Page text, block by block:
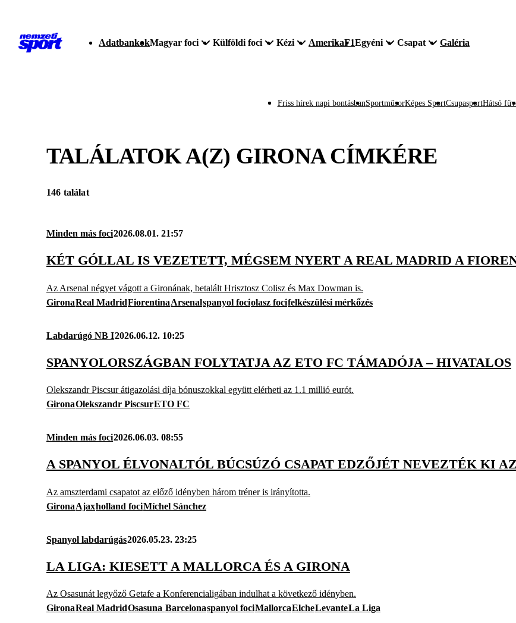
AdatbankokMagyar foci Külföldi foci Kézi AmerikaF1Egyéni Csapat Galéria
Friss hírek napi bontásbanSportműsorKépes SportCsupasportHátsó
TALÁLATOK A(Z) GIRONACÍMKÉRE
146 találat
Minden más foci2026.08.01. 21:57
KÉT GÓLLAL IS VEZETETT, MÉGSEM NYERT A REAL MADRID A
Az Arsenal négyet vágott a Gironának, betalált Hrisztosz Colisz és Max Dowman is.
GironaReal MadridFiorentinaArsenalspanyol fociolasz focifelkészülési mérkőzés
Labdarúgó NB I2026.06.12. 10:25
SPANYOLORSZÁGBAN FOLYTATJA AZ ETO FC TÁMADÓJA – HIVATALOS
Olekszandr Piscsur átigazolási díja bónuszokkal együtt elérheti az 1.1 millió eurót.
GironaOlekszandr PiscsurETO FC
Minden más foci2026.06.03. 08:55
A SPANYOL ÉLVONALTÓL BÚCSÚZÓ CSAPAT EDZŐJÉT NEVEZTÉK KI
Az amszterdami csapatot az előző idényben három tréner is irányította.
GironaAjaxholland fociMíchel Sánchez
Spanyol labdarúgás2026.05.23. 23:25
LA LIGA: KIESETT A MALLORCA ÉS A GIRONA
Az Osasunát legyőző Getafe a Konferencialigában indulhat a következő idényben.
GironaReal MadridOsasuna Barcelonaspanyol fociMallorcaElcheLevanteLa Liga